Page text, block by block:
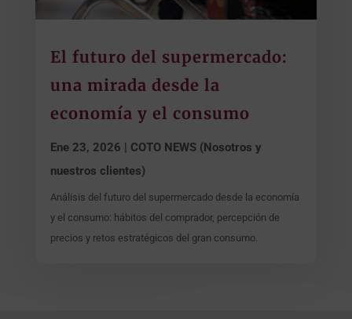
El futuro del supermercado:
una mirada desde la
economía y el consumo
Ene 23, 2026 | COTO NEWS (Nosotros y
nuestros clientes)
Análisis del futuro del supermercado desde la economía
y el consumo: hábitos del comprador, percepción de
precios y retos estratégicos del gran consumo.